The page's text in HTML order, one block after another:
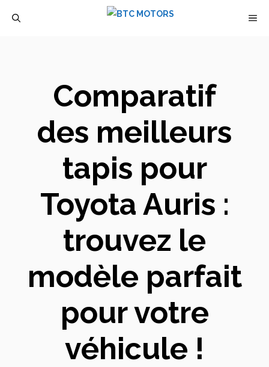
Comparatif
des meilleurs
tapis pour
Toyota Auris :
trouvez le
modèle parfait
pour votre
véhicule !